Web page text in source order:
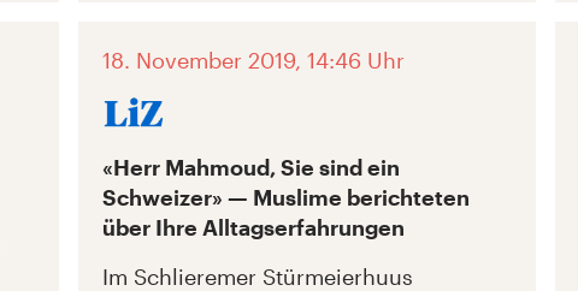
18. November 2019, 14:46 Uhr
«Herr Mahmoud, Sie sind ein
Schweizer» — Muslime berichteten
über Ihre Alltagserfahrungen
Im Schlieremer Stürmeierhuus